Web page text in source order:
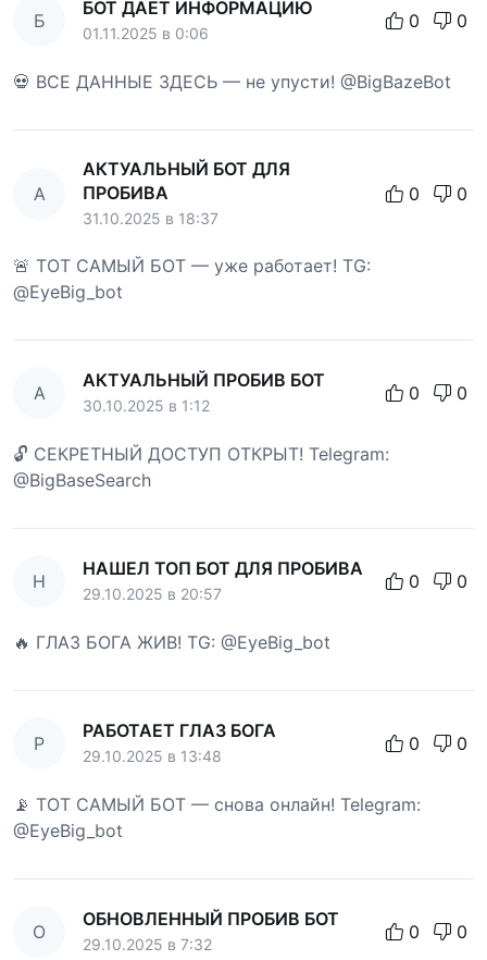
Б
БОТ ДАЕТ ИНФОРМАЦИЮ
01.11.2025 в 0:06
0 0
💀 ВСЕ ДАННЫЕ ЗДЕСЬ — не упусти! @BigBazeBot
А
АКТУАЛЬНЫЙ БОТ ДЛЯ
ПРОБИВА
31.10.2025 в 18:37
0 0
🚨 ТОТ САМЫЙ БОТ — уже работает! TG:
@EyeBig_bot
А
АКТУАЛЬНЫЙ ПРОБИВ БОТ
30.10.2025 в 1:12
0 0
🔓 СЕКРЕТНЫЙ ДОСТУП ОТКРЫТ! Telegram:
@BigBaseSearch
Н
НАШЕЛ ТОП БОТ ДЛЯ ПРОБИВА
29.10.2025 в 20:57
0 0
🔥 ГЛАЗ БОГА ЖИВ! TG: @EyeBig_bot
Р
РАБОТАЕТ ГЛАЗ БОГА
29.10.2025 в 13:48
0 0
📡 ТОТ САМЫЙ БОТ — снова онлайн! Telegram:
@EyeBig_bot
О
ОБНОВЛЕННЫЙ ПРОБИВ БОТ
29.10.2025 в 7:32
0 0